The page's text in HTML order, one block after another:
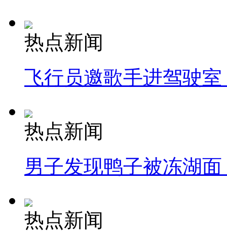
热点新闻
飞行员邀歌手进驾驶
热点新闻
男子发现鸭子被冻湖
热点新闻